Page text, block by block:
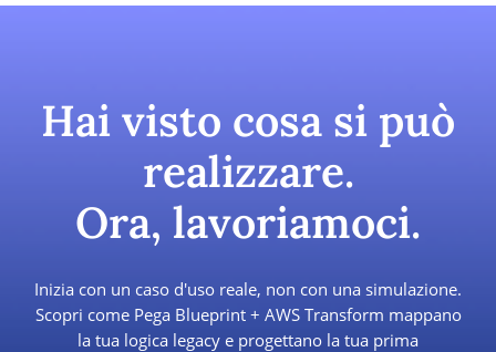
Hai visto cosa si può
realizzare.
Ora, lavoriamoci.
Inizia con un caso d'uso reale, non con una simulazione.
Scopri come Pega Blueprint + AWS Transform mappano
la tua logica legacy e progettano la tua prima